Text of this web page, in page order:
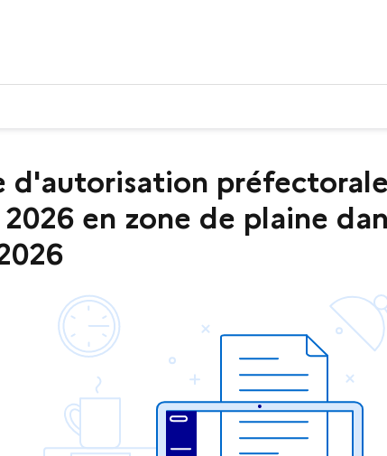
d'autorisation
en zone de plaine